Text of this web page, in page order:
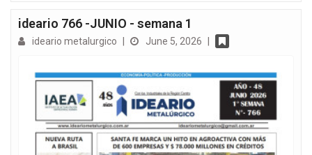
ideario 766 -JUNIO - semana 1
ideario metalurgico June 5, 2026